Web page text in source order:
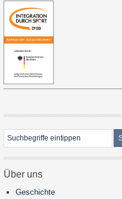
Über uns
Geschichte